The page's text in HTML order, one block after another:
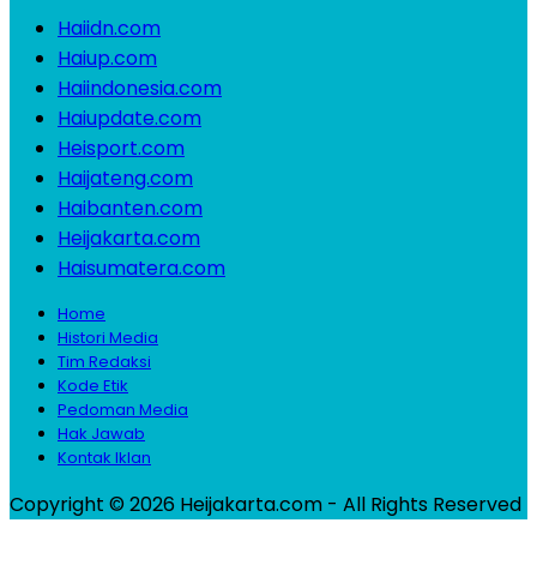
Haiidn.com
Haiup.com
Haiindonesia.com
Haiupdate.com
Heisport.com
Haijateng.com
Haibanten.com
Heijakarta.com
Haisumatera.com
Home
Histori Media
Tim Redaksi
Kode Etik
Pedoman Media
Hak Jawab
Kontak Iklan
Copyright © 2026 Heijakarta.com - All Rights Reserved